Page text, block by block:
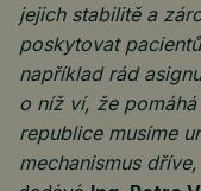
jejich stabilitě a
poskytovat
například rád
o níž ví, že
republice musíme
mechanismus